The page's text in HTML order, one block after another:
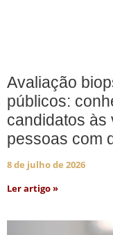
Avaliação
públicos:
candidatos às
pessoas com
8 de julho de 2026
Ler artigo »